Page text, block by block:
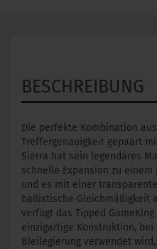
BESCHREIBUNG
Die perfekte Kombination
Treffergenauigkeit gepaart
Sierra hat sein legendäres
schnelle Expansion zu
und es mit einer
ballistische Gleichmäßigkeit
verfügt das Tipped
einzigartige Konstruktion,
Bleilegierung verwendet